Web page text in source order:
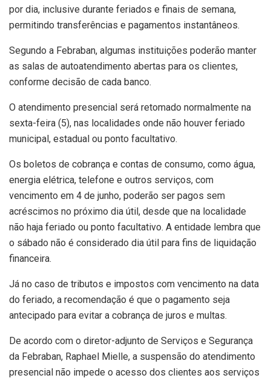
por dia, inclusive durante feriados e finais de semana,
permitindo transferências e pagamentos instantâneos.
Segundo a Febraban, algumas instituições poderão manter
as salas de autoatendimento abertas para os clientes,
conforme decisão de cada banco.
O atendimento presencial será retomado normalmente na
sexta-feira (5), nas localidades onde não houver feriado
municipal, estadual ou ponto facultativo.
Os boletos de cobrança e contas de consumo, como água,
energia elétrica, telefone e outros serviços, com
vencimento em 4 de junho, poderão ser pagos sem
acréscimos no próximo dia útil, desde que na localidade
não haja feriado ou ponto facultativo. A entidade lembra que
o sábado não é considerado dia útil para fins de liquidação
financeira.
Já no caso de tributos e impostos com vencimento na data
do feriado, a recomendação é que o pagamento seja
antecipado para evitar a cobrança de juros e multas.
De acordo com o diretor-adjunto de Serviços e Segurança
da Febraban, Raphael Mielle, a suspensão do atendimento
presencial não impede o acesso dos clientes aos serviços